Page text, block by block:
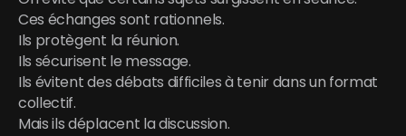
Ces échanges sont rationnels.
Ils protègent la réunion.
Ils sécurisent le message.
Ils évitent des débats difficiles à tenir dans un format
collectif.
Mais ils déplacent la discussion.